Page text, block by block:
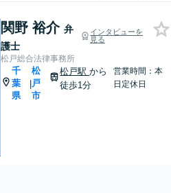
関野 裕介 弁
護士
インタビューを
見る
松戸総合法律事務所
千
葉
県
|
松
戸
市
松戸駅から
徒歩1分
営業時間：本
日定休日